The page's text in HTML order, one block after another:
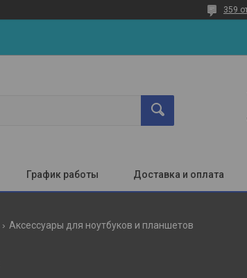
359
График работы Доставка и оплата
Аксессуары для ноутбуков и планшетов